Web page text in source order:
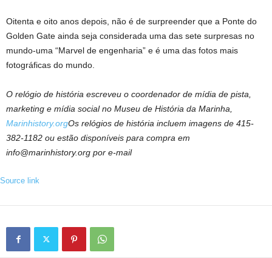
Oitenta e oito anos depois, não é de surpreender que a Ponte do
Golden Gate ainda seja considerada uma das sete surpresas no
mundo-uma “Marvel de engenharia” e é uma das fotos mais
fotográficas do mundo.
O relógio de história escreveu o coordenador de mídia de pista,
marketing e mídia social no Museu de História da Marinha,
Marinhistory.orgOs relógios de história incluem imagens de 415-
382-1182 ou estão disponíveis para compra em
info@marinhistory.org por e-mail
Source link